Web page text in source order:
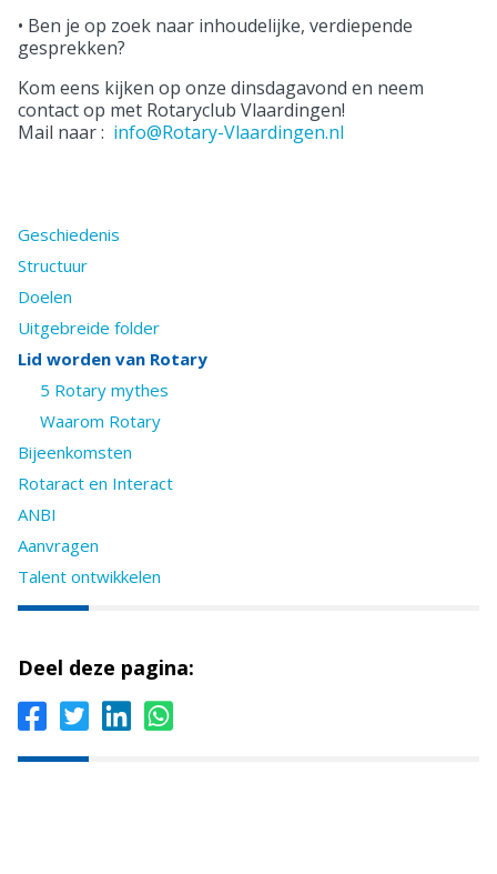
• Ben je op zoek naar inhoudelijke, verdiepende
gesprekken?
Kom eens kijken op onze dinsdagavond en neem
contact op met Rotaryclub Vlaardingen!
Mail naar : info@Rotary-Vlaardingen.nl
Geschiedenis
Structuur
Doelen
Uitgebreide folder
Lid worden van Rotary
5 Rotary mythes
Waarom Rotary
Bijeenkomsten
Rotaract en Interact
ANBI
Aanvragen
Talent ontwikkelen
Deel deze pagina: